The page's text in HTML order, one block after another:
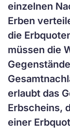
einzelnen
Erben
die
müssen die
erlaubt das
Erbscheins,
einer